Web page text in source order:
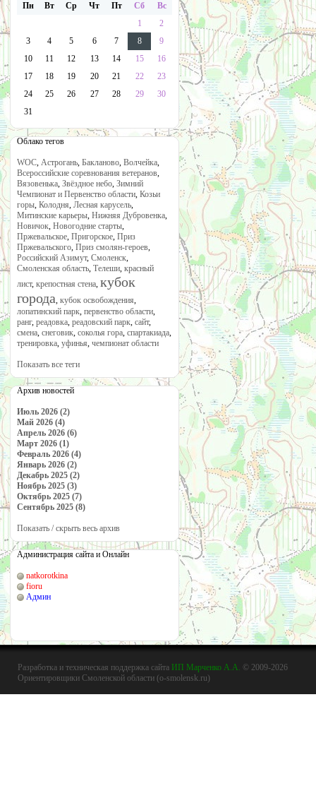
Пн Вт Ср Чт Пт Сб
Вс
1
2
3
4 5 6 7 8
9
10
11 12 13 14 15
16
17
18 19 20 21 22
23
24
25 26 27 28 29
30
31
Облако тегов
WOC, Астрогань, Бакланово, Волчейка,
Всероссийские соревнования ветеранов,
Вязовенька, Звёздное небо, Зимний
Чемпионат и Первенство области, Козьи
горы, Колодня, Лесная карусель,
Митинские карьеры, Нижняя Дубровенка,
Новичок, Новогодние старты,
Пржевальское, Пригорское, Приз
Пржевальского, Приз смолян-героев,
Российский Азимут, Смоленск,
Смоленская область, Телеши, красный
лист, крепостная стена, кубок
города, кубок освобождения,
лопатинский парк, первенство области,
ранг, реадовка, реадовский парк, сайт,
смена, снеговик, соколья гора, спартакиада,
тренировка, уфинья, чемпионат области
Показать все теги
Архив новостей
Июль 2026 (2)
Май 2026 (4)
Апрель 2026 (6)
Март 2026 (1)
Февраль 2026 (4)
Январь 2026 (2)
Декабрь 2025 (2)
Ноябрь 2025 (3)
Октябрь 2025 (7)
Сентябрь 2025 (8)
Показать / скрыть весь архив
Администрация сайта и Онлайн
natkorotkina
fioru
Админ
Разработка и техническая поддержка сайта ИП Марченко А.А. © 2009-2026
Ориентировщики Смоленской области (o-smolensk.ru)